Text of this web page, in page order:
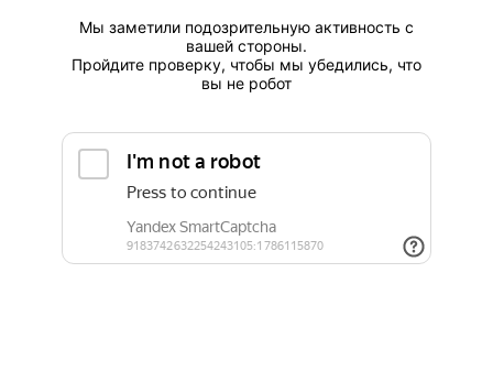
Мы заметили подозрительную активность с
вашей стороны.
Пройдите проверку, чтобы мы убедились, что
вы не робот